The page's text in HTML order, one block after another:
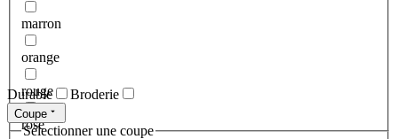
marron
orange
rouge
rose
Durable Broderie
Coupe
Sélectionner une coupe